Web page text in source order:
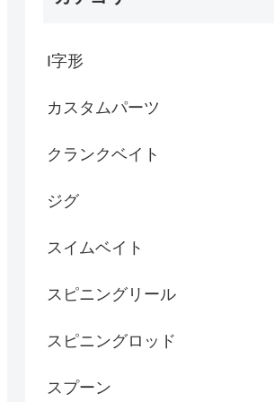
I字形
カスタムパーツ
クランクベイト
ジグ
スイムベイト
スピニングリール
スピニングロッド
スプーン